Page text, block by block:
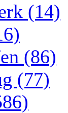
(14)
(86)
(77)